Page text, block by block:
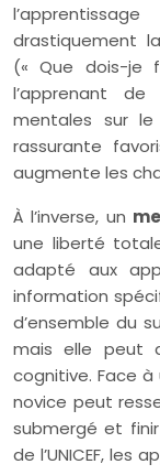
drastiquement
(« Que dois-je
l’apprenant
mentales sur
rassurante
augmente les
À l’inverse, un
une liberté
adapté aux
information
d’ensemble du
mais elle peut
cognitive. Face
novice peut
submergé et
de l’UNICEF,